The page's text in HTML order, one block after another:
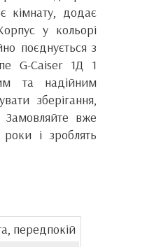
кімнату, додає
у кольорі
поєднується з
G-Caiser 1Д 1
та надійним
зберігання,
вже
і зроблять
передпокій